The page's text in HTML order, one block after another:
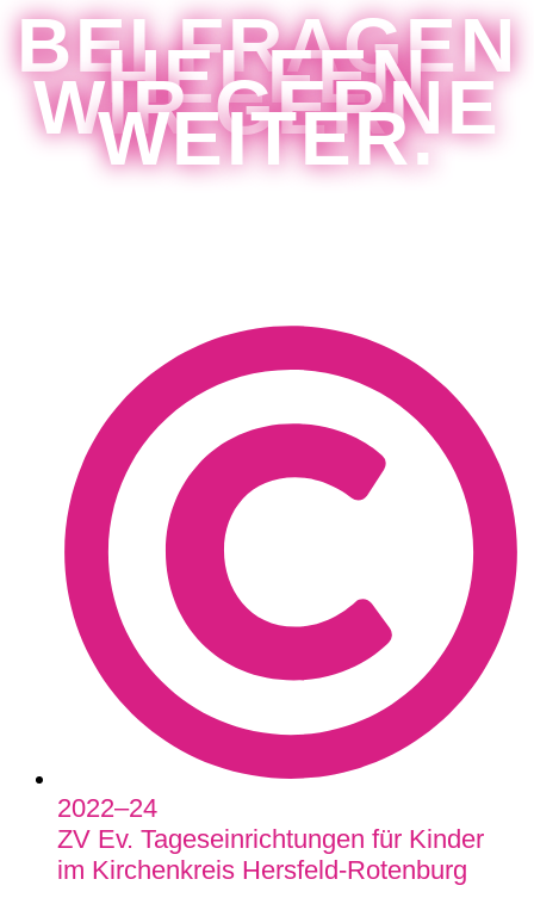
BEI FRAGEN
HELFEN
WIR GERNE
WEITER.
2022–24
ZV Ev. Tageseinrichtungen für Kinder
im Kirchenkreis Hersfeld-Rotenburg